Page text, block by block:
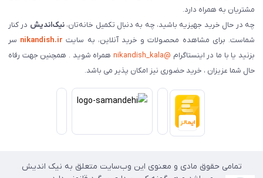
مشتریان به همراه دارد.
چه در حال خرید جهیزیه باشید، چه به دنبال تکمیل خانه‌تان،نیک‌اندیش در کنار
شماست. برای مشاهده محصولات و خرید آنلاین، به سایت nikandish.ir سر
بزنید یا با ما در اینستاگرام @nikandish_kala
همراه شوید . همچنین جهت رفاه
حال شما عزیزان ، خرید حضوری نیز امکان پذیر می باشد.
تمامی حقوق مادی و معنوی این وب‌سایت متعلق به نیک اندیش